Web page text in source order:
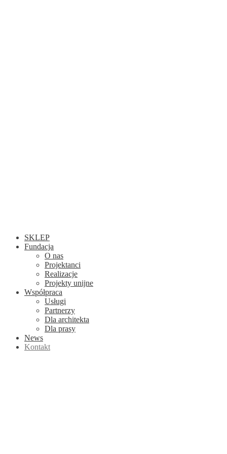
SKLEP
Fundacja
O nas
Projektanci
Realizacje
Projekty unijne
Współpraca
Usługi
Partnerzy
Dla architekta
Dla prasy
News
Kontakt